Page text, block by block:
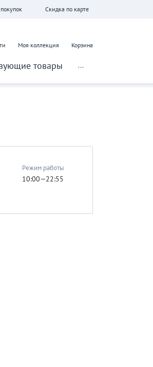
Скидка по карте
Моя коллекция Корзина
товары ...
Режим работы
10:00—22:55